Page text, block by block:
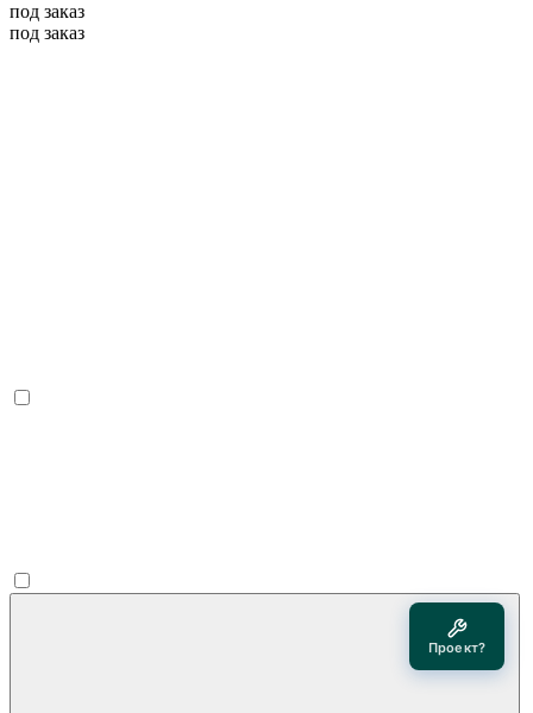
под заказ
под заказ
Проект?